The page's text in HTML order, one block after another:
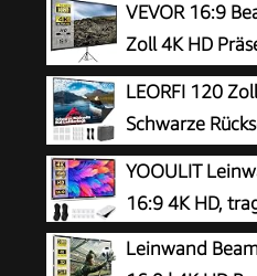
VEVOR 16:9
Zoll 4K HD
Rolloleinwand ​160-
Leinwand 200-250cm
Heimkino Tagungsraum
LEORFI 120
Schwarze
YOOULIT
16:9 4K HD,
Leinwand